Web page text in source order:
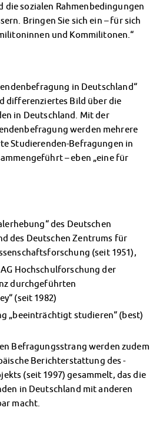
sozialen Rahmenbedingungen
Bringen Sie sich ein – für sich
und Kommilitonen.“
in Deutschland“
differenziertes Bild über die
in Deutschland. Mit der
werden mehrere
Studierenden-Befragungen in
– eben „eine für
des Deutschen
des Deutschen Zentrums für
(seit 1951),
Hochschulforschung der
durchgeführten
(seit 1982)
„beeinträchtigt studieren“ (best)
Befragungsstrang werden zudem
Berichterstattung des -
(seit 1997) gesammelt, das die
in Deutschland mit anderen
macht.